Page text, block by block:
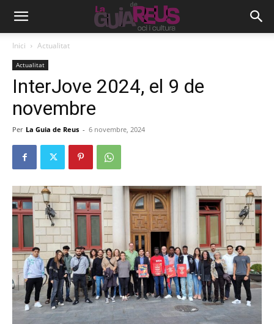
Inici Actualitat
Actualitat
InterJove 2024, el 9 de
novembre
Per La Guia de Reus - 6 novembre, 2024